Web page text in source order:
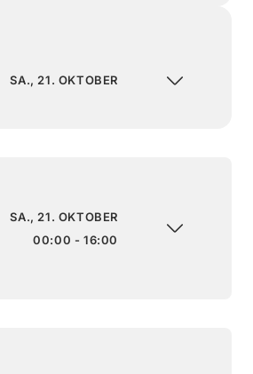
SA., 21. OKTOBER
SA., 21. OKTOBER
00:00 - 16:00